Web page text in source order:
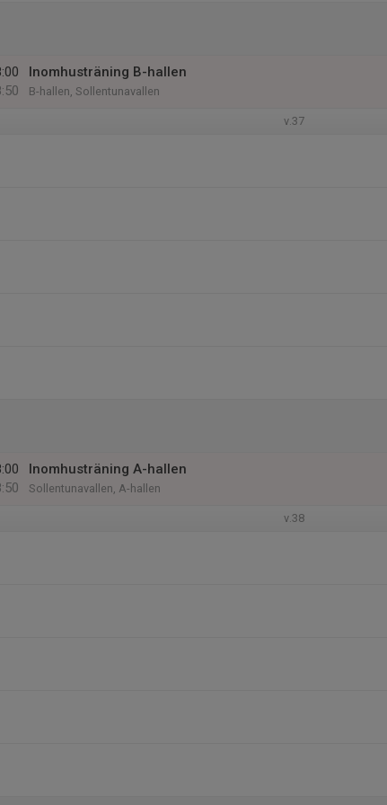
Inomhusträning B-hallen
B-hallen, Sollentunavallen
v.37
Inomhusträning A-hallen
Sollentunavallen, A-hallen
v.38